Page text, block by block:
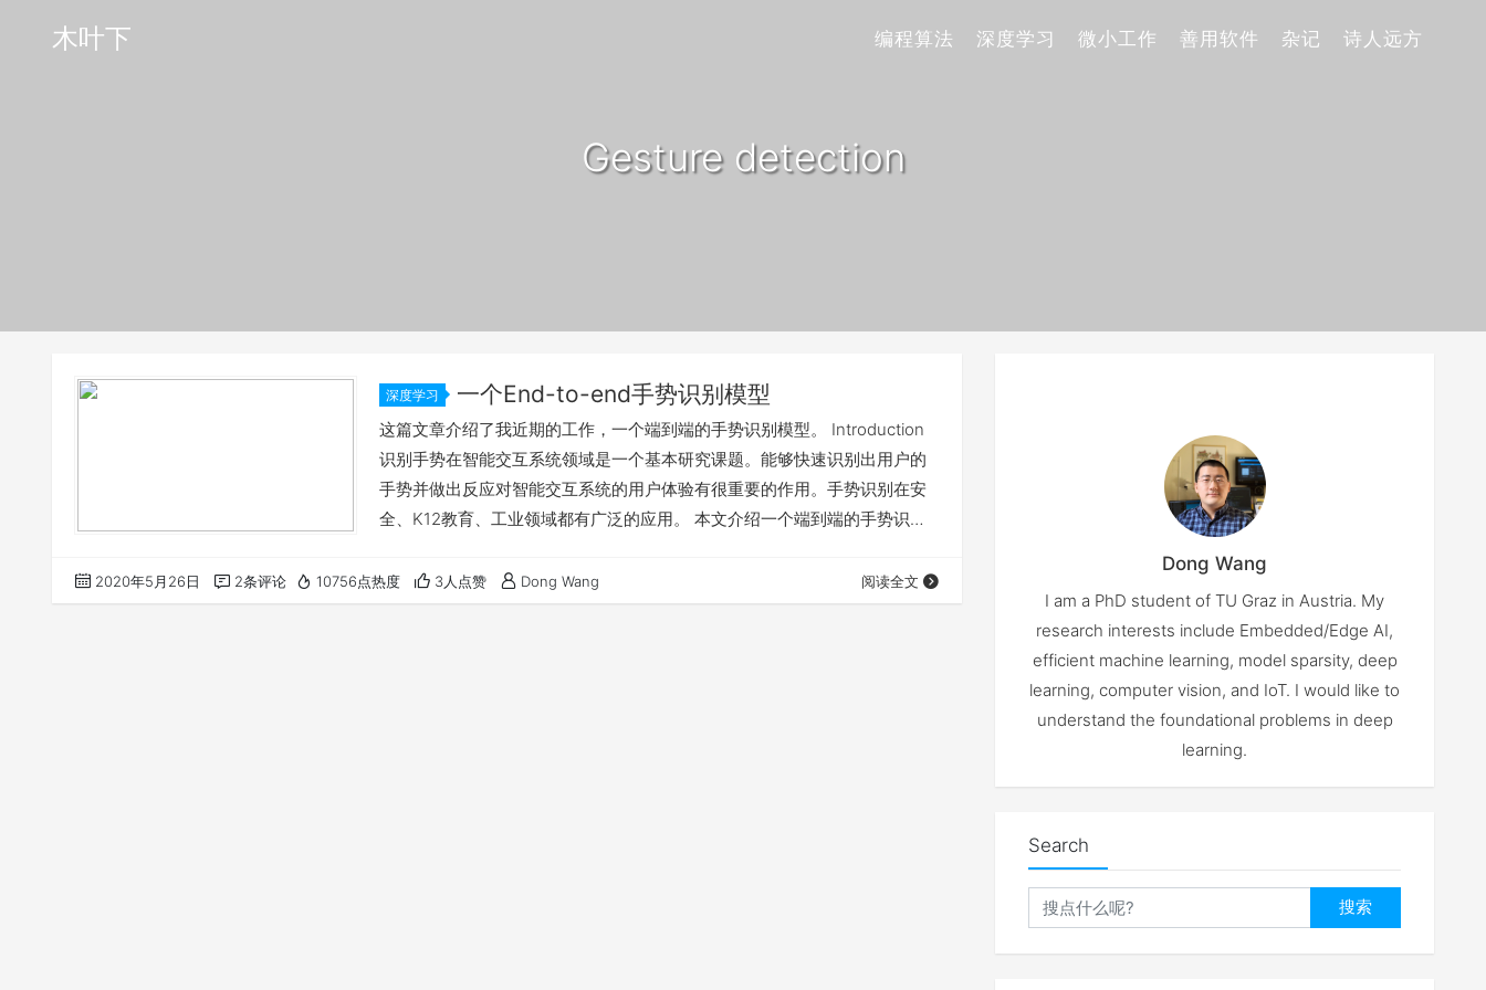
木叶下 编程算法 深度学习 微小工作 善用软件 杂记 诗人远方
Gesture detection
深度学习 一个End-to-end手势识别模型
这篇文章介绍了我近期的工作，一个端到端的手势识别模型。 Introduction
识别手势在智能交互系统领域是一个基本研究课题。能够快速识别出用户的
手势并做出反应对智能交互系统的用户体验有很重要的作用。手势识别在安
全、K12教育、工业领域都有广泛的应用。 本文介绍一个端到端的手势识别
手势的概率。我们取概率最大者为预测的手势类型。 我们定义如下的6种手
势： Data 模型的输入数据是由60个经过标注的视频数据采样而来。一共有
2020年5月26日 2条评论 10756点热度 3人点赞 Dong Wang 阅读全文
Dong Wang
I am a PhD student of TU Graz in Austria. My
research interests include Embedded/Edge AI,
efficient machine learning, model sparsity, deep
learning, computer vision, and IoT. I would like to
understand the foundational problems in deep
learning.
Search
搜索